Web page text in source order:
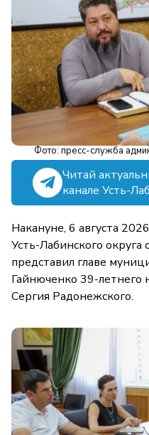
Фото: пресс-служба
Читай
канале Усть-
Накануне, 6 августа
Усть-Лабинского
представил главе
Гайнюченко 39-летнего
Сергия Радонежского.